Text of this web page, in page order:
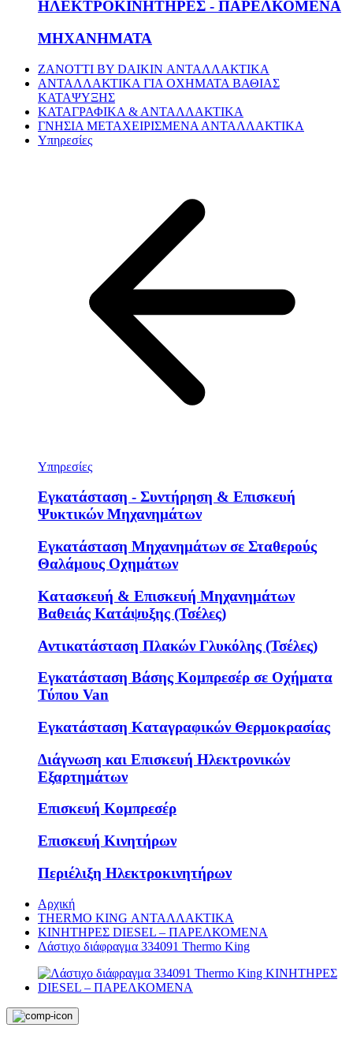
ΗΛΕΚΤΡΟΚΙΝΗΤΗΡΕΣ - ΠΑΡΕΛΚΟΜΕΝΑ
ΜΗΧΑΝΗΜΑΤΑ
ZANOTTI BY DAIKIN ΑΝΤΑΛΛΑΚΤΙΚΑ
ΑΝΤΑΛΛΑΚΤΙΚΑ ΓΙΑ ΟΧΗΜΑΤΑ ΒΑΘΙΑΣ
ΚΑΤΑΨΥΞΗΣ
ΚΑΤΑΓΡΑΦΙΚΑ & ΑΝΤΑΛΛΑΚΤΙΚΑ
ΓΝΗΣΙΑ ΜΕΤΑΧΕΙΡΙΣΜΕΝΑ ΑΝΤΑΛΛΑΚΤΙΚΑ
Υπηρεσίες
Υπηρεσίες
Εγκατάσταση - Συντήρηση & Επισκευή
Ψυκτικών Μηχανημάτων
Εγκατάσταση Μηχανημάτων σε Σταθερούς
Θαλάμους Οχημάτων
Κατασκευή & Επισκευή Μηχανημάτων
Βαθειάς Κατάψυξης (Τσέλες)
Αντικατάσταση Πλακών Γλυκόλης (Τσέλες)
Εγκατάσταση Βάσης Κομπρεσέρ σε Οχήματα
Τύπου Van
Εγκατάσταση Καταγραφικών Θερμοκρασίας
Διάγνωση και Επισκευή Ηλεκτρονικών
Εξαρτημάτων
Επισκευή Κομπρεσέρ
Επισκευή Κινητήρων
Περιέλιξη Ηλεκτροκινητήρων
Αρχική
THERMO KING ΑΝΤΑΛΛΑΚΤΙΚΑ
KΙΝΗΤΗΡΕΣ DIESEL – ΠΑΡΕΛΚΟΜΕΝΑ
Λάστιχο διάφραγμα 334091 Thermo King